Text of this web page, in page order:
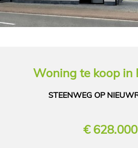
Woning te koop in
STEENWEG OP
€ 628.000